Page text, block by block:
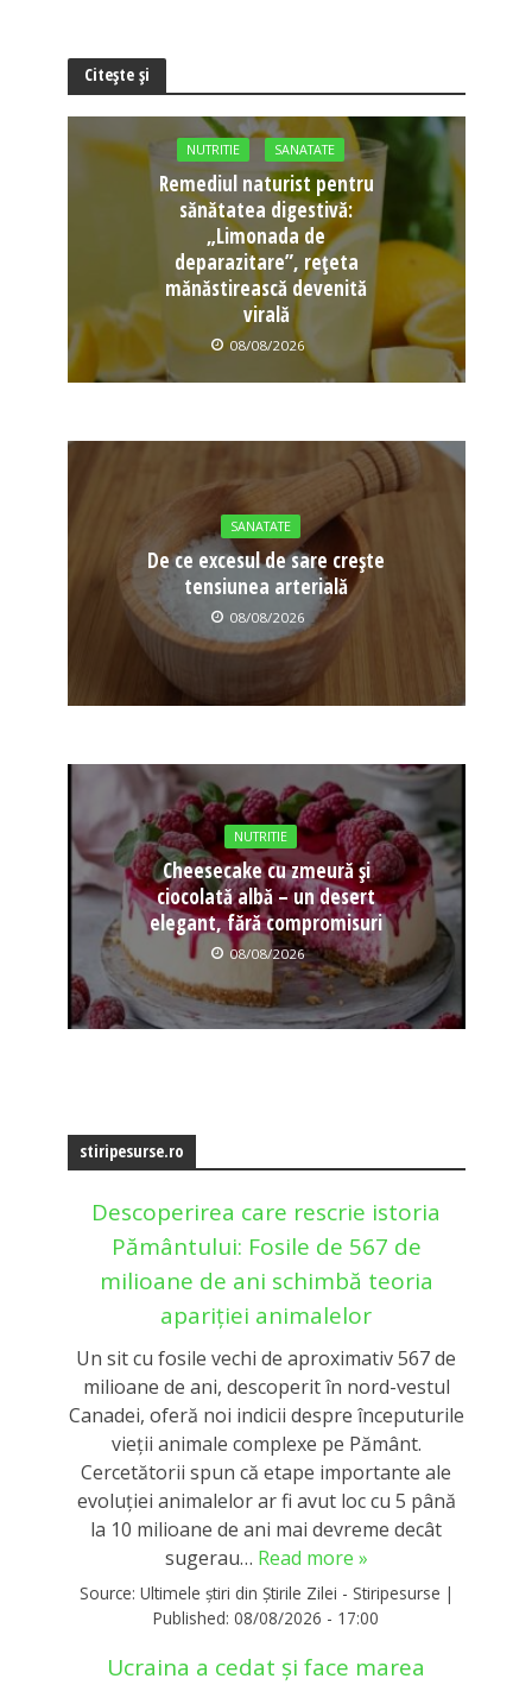
Citește și
NUTRITIE SANATATE
Remediul naturist pentru
sănătatea digestivă:
„Limonada de
deparazitare”, rețeta
mănăstirească devenită
virală
08/08/2026
SANATATE
De ce excesul de sare crește
tensiunea arterială
08/08/2026
NUTRITIE
Cheesecake cu zmeură și
ciocolată albă – un desert
elegant, fără compromisuri
08/08/2026
stiripesurse.ro
Descoperirea care rescrie istoria
Pământului: Fosile de 567 de
milioane de ani schimbă teoria
apariției animalelor
Un sit cu fosile vechi de aproximativ 567 de
milioane de ani, descoperit în nord-vestul
Canadei, oferă noi indicii despre începuturile
vieții animale complexe pe Pământ.
Cercetătorii spun că etape importante ale
evoluției animalelor ar fi avut loc cu 5 până
la 10 milioane de ani mai devreme decât
sugerau… Read more »
Source: Ultimele știri din Știrile Zilei - Stiripesurse |
Published: 08/08/2026 - 17:00
Ucraina a cedat și face marea